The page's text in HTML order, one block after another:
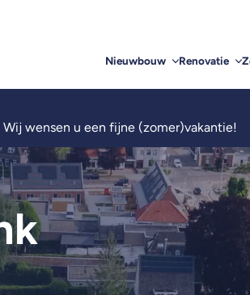
Nieuwbouw Renovatie
wensen u een fijne (zomer)vakantie!